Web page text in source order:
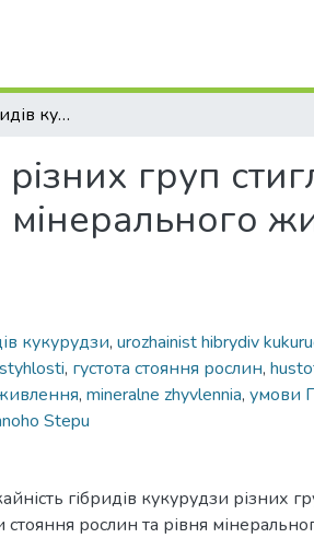
Урожайність гібридів кукурудзи різних груп стиглості залежно від густоти стояння рослин та рівня мінерального живлення в умовах Північного Степу
груп
мінерального
кукурудзи, urozhainist hibrydiv
, густота стояння рослин,
, mineralne zhyvlennia, умови
Stepu
гібридів кукурудзи різних
стояння рослин та рівня